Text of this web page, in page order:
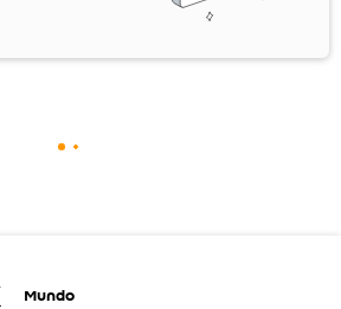
Mundo